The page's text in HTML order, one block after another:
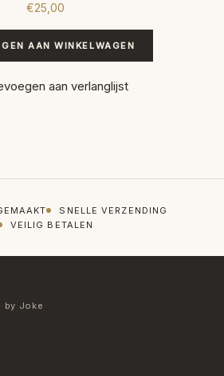
€25,00
AAN WINKELWAGEN
aan verlanglijst
SNELLE VERZENDING
VEILIG BETALEN
by Joke